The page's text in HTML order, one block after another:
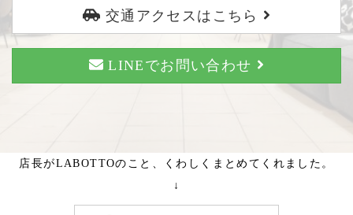
交通アクセスはこちら
LINEでお問い合わせ
店長がLABOTTOのこと、くわしくまとめてくれました。
↓